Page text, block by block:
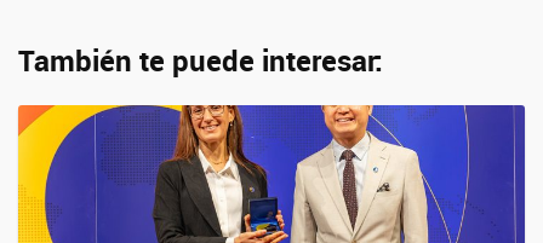
También te puede interesar: